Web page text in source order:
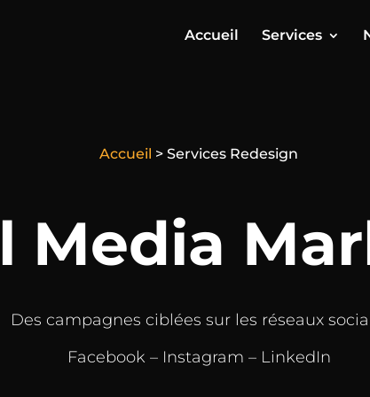
Accueil Services
Accueil > Services Redesign
Media
Des campagnes ciblées sur les réseaux
Facebook – Instagram – LinkedIn